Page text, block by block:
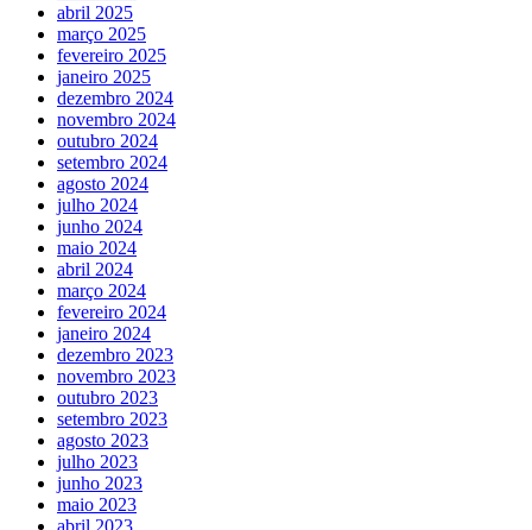
abril 2025
março 2025
fevereiro 2025
janeiro 2025
dezembro 2024
novembro 2024
outubro 2024
setembro 2024
agosto 2024
julho 2024
junho 2024
maio 2024
abril 2024
março 2024
fevereiro 2024
janeiro 2024
dezembro 2023
novembro 2023
outubro 2023
setembro 2023
agosto 2023
julho 2023
junho 2023
maio 2023